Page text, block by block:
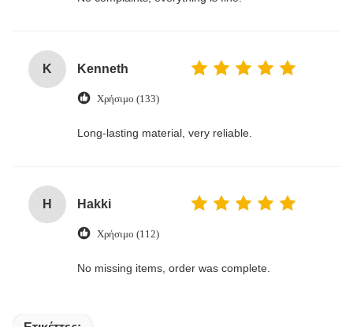
K Kenneth
Χρήσιμο (133)
Long-lasting material, very reliable.
H Hakki
Χρήσιμο (112)
No missing items, order was complete.